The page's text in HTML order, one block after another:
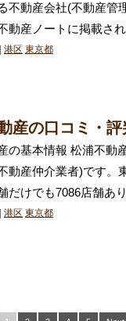
不動産会社(不動産管
動産ノートに掲載さ
港区 東京都
産の口コミ・評
の基本情報 松浦不動
動産仲介業者)です。
だけでも7086店舗あ
港区 東京都